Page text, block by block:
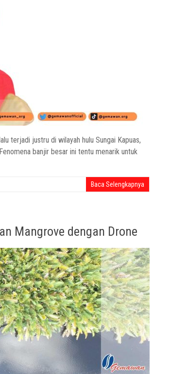
terjadi justru di wilayah hulu Sungai Kapuas,
banjir besar ini tentu menarik untuk
Baca Selengkapnya
Mangrove dengan Drone